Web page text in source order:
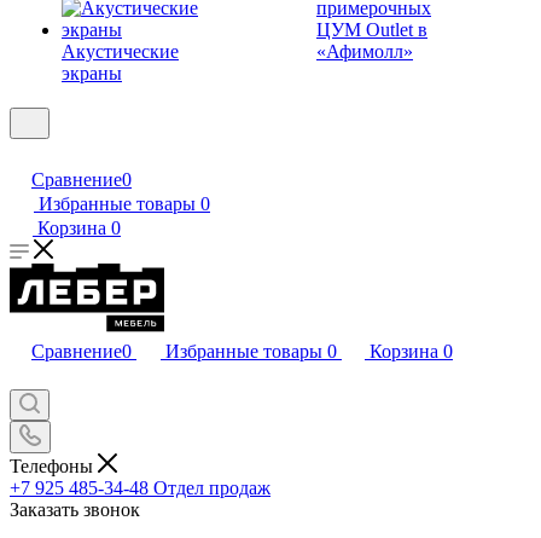
Акустические
экраны
примерочных
ЦУМ Outlet в
«Афимолл»
Сравнение0
Избранные товары 0
Корзина 0
Сравнение0 Избранные товары 0 Корзина 0
Телефоны
+7 925 485-34-48 Отдел продаж
Заказать звонок